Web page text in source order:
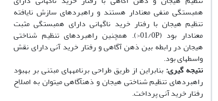
همبستگی منفی معنادار هستند و راهبردهای سازش نایافته
تنظیم هیجان با رفتار خرید ناگهانی دارای همبستگی مثبت
معنادار بود (01/0P<). همچنین راهبردهای تنظیم شناختی
هیجان در رابطه بین ذهن آگاهی و رفتار خرید آنی دارای نقش
واسطه­ای بود.
نتیجه­ گیری: بنابراین از طریق طراحی برنامه­های مبتنی بر بهبود
راهبردهای تنظیم شناختی هیجان و ذهن­آگاهی می­توان به اصلاح
رفتار خرید آنی پرداخت.